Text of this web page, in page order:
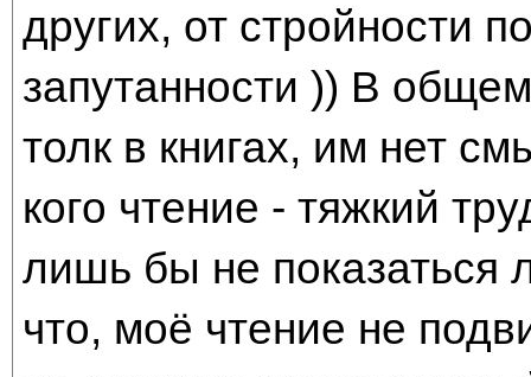
других, от стройности
запутанности )) В
толк в книгах, им нет
кого чтение - тяжкий
лишь бы не показаться
что, моё чтение не